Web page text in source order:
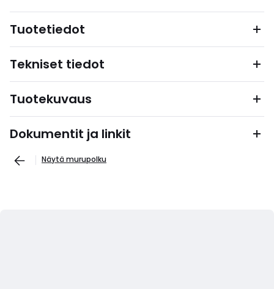
Tuotetiedot
Tekniset tiedot
Tuotekuvaus
Dokumentit ja linkit
Näytä murupolku